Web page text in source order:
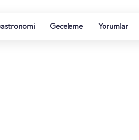
Geceleme Yorumlar